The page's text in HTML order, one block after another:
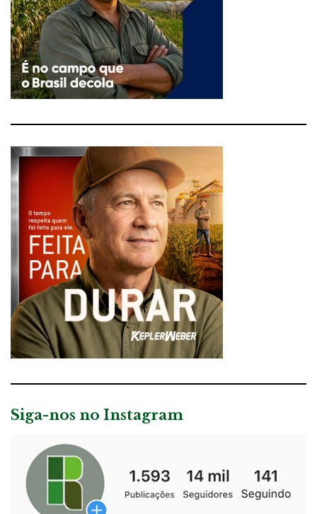
Siga-nos no Instagram